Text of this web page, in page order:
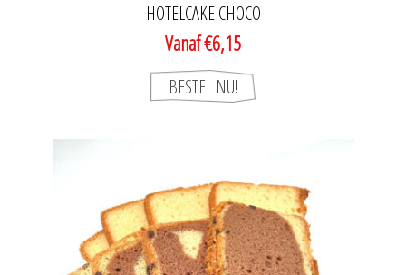
HOTELCAKE CHOCO
Vanaf €6,15